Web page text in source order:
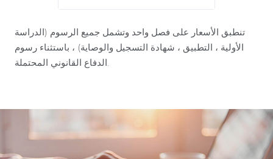
تنطبق الأسعار على فصل واحد وتشمل جميع الرسوم (الدراسة
الأولية ، التطبيق ، شهادة التسجيل والوصاية) ، باستثناء رسوم
الدفاع القانوني المحتملة.